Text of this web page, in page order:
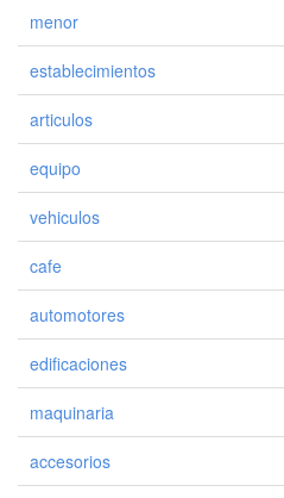
menor
establecimientos
articulos
equipo
vehiculos
cafe
automotores
edificaciones
maquinaria
accesorios